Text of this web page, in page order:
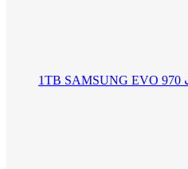
اس اس دی سامسونگ 1 ترابایت 1TB SAMSUNG EVO 970